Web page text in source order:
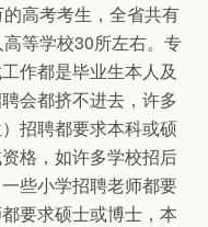
高考考生，全省共有
等学校30所左右。专
作都是毕业生本人及
会都挤不进去，许多
招聘都要求本科或硕
格，如许多学校招后
些小学招聘老师都要
要求硕士或博士，本